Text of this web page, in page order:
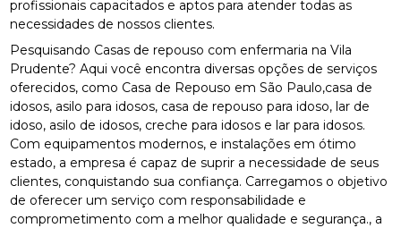
profissionais capacitados e aptos para atender todas as
necessidades de nossos clientes.
Pesquisando Casas de repouso com enfermaria na Vila
Prudente? Aqui você encontra diversas opções de serviços
oferecidos, como Casa de Repouso em São Paulo,casa de
idosos, asilo para idosos, casa de repouso para idoso, lar de
idoso, asilo de idosos, creche para idosos e lar para idosos.
Com equipamentos modernos, e instalações em ótimo
estado, a empresa é capaz de suprir a necessidade de seus
clientes, conquistando sua confiança. Carregamos o objetivo
de oferecer um serviço com responsabilidade e
comprometimento com a melhor qualidade e segurança., a